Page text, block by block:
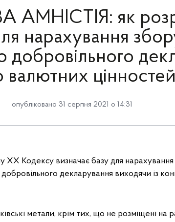
як
нарахування
добровільного
опубліковано 31 серпня 2021 о 14:31
ХХ Кодексу визначає базу для нарахування
декларування виходячи із
метали, крім тих, що не розміщені на